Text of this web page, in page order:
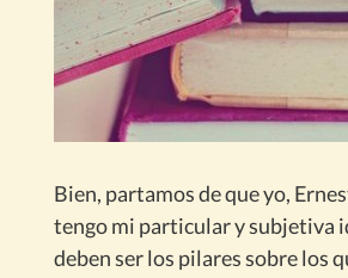
Bien, partamos de que yo,
tengo mi particular y subjetiva
deben ser los pilares sobre los